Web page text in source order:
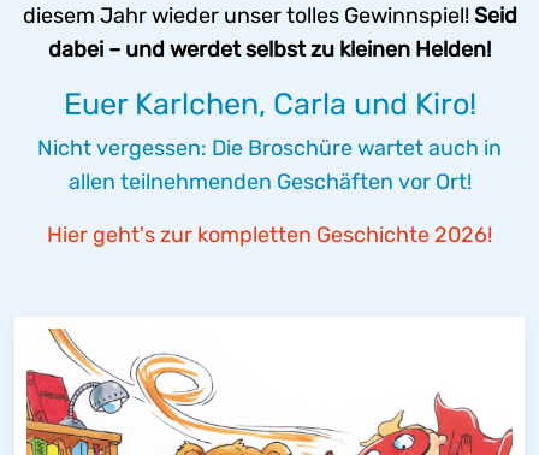
diesem Jahr wieder unser tolles Gewinnspiel!Seid
dabei – und werdet selbst zu kleinen Helden!
Euer Karlchen, Carla und Kiro!
Nicht vergessen: Die Broschüre wartet auch in
allen teilnehmenden Geschäften vor Ort!
Hier geht's zur kompletten Geschichte 2026!